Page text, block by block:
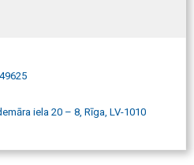
iela 20 – 8, Rīga, LV-1010